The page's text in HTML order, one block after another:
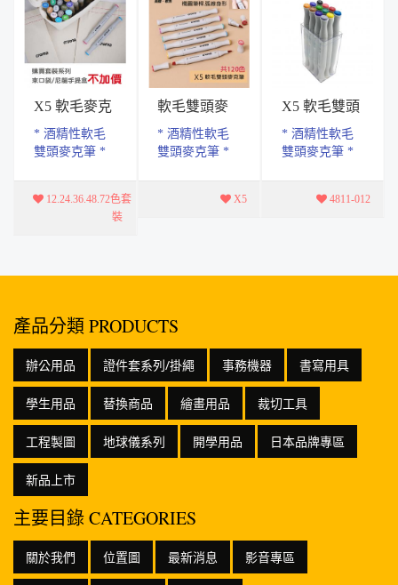
X5 軟毛麥克
筆 (胚布.尼龍
系列)
* 酒精性軟毛
雙頭麥克筆 *
柔韌有彈性. 不
12.24.36.48.72色套
裝
軟毛雙頭麥
克筆
* 酒精性軟毛
雙頭麥克筆 *
柔韌有彈性. 不X5
X5 軟毛雙頭
麥克筆-12色.
透明盒
* 酒精性軟毛
雙頭麥克筆 *
柔韌有彈性. 不
4811-012
產品分類 PRODUCTS
辦公用品 證件套系列/掛繩 事務機器 書寫用具
學生用品 替換商品 繪畫用品 裁切工具
工程製圖 地球儀系列 開學用品 日本品牌專區
新品上市
主要目錄 CATEGORIES
關於我們 位置圖 最新消息 影音專區